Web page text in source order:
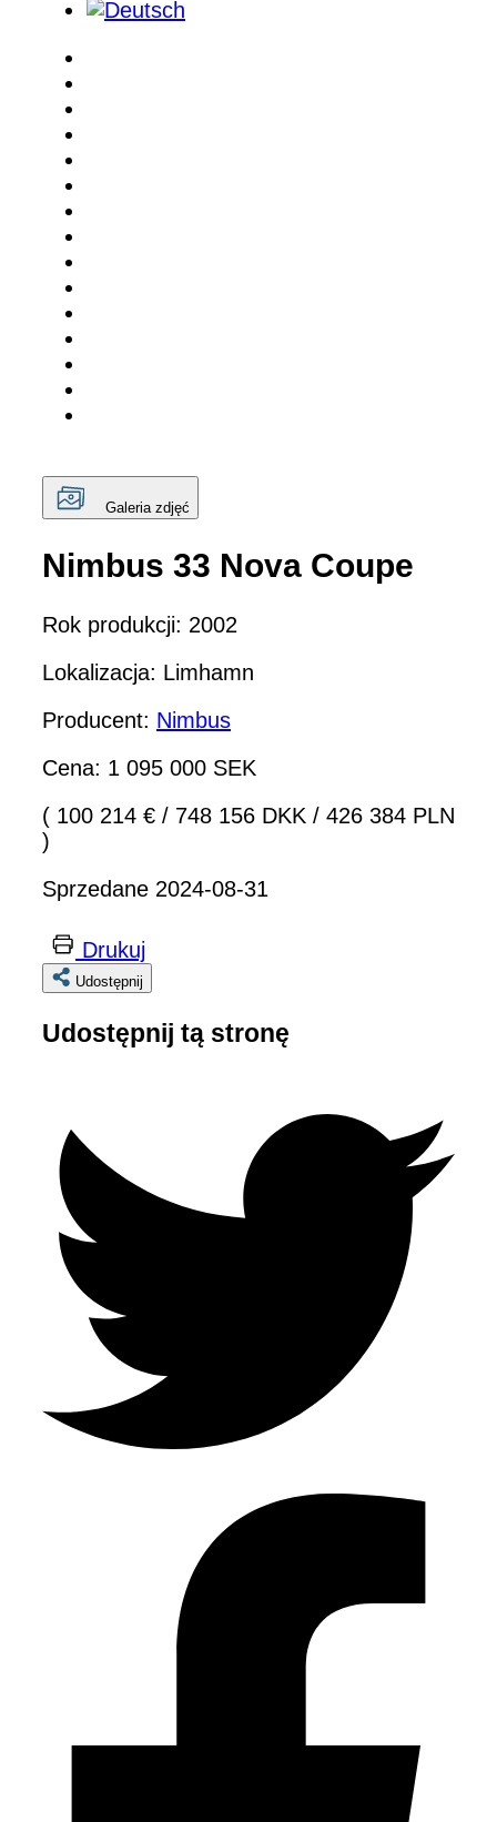
Galeria zdjęć
Nimbus 33 Nova Coupe
Rok produkcji: 2002
Lokalizacja: Limhamn
Producent: Nimbus
Cena: 1 095 000 SEK
( 100 214 € / 748 156 DKK / 426 384 PLN
)
Sprzedane 2024-08-31
Drukuj
Udostępnij
Udostępnij tą stronę